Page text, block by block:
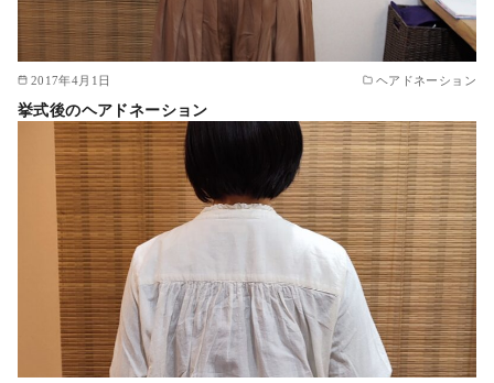
2017年4月1日 ヘアドネーション
挙式後のヘアドネーション